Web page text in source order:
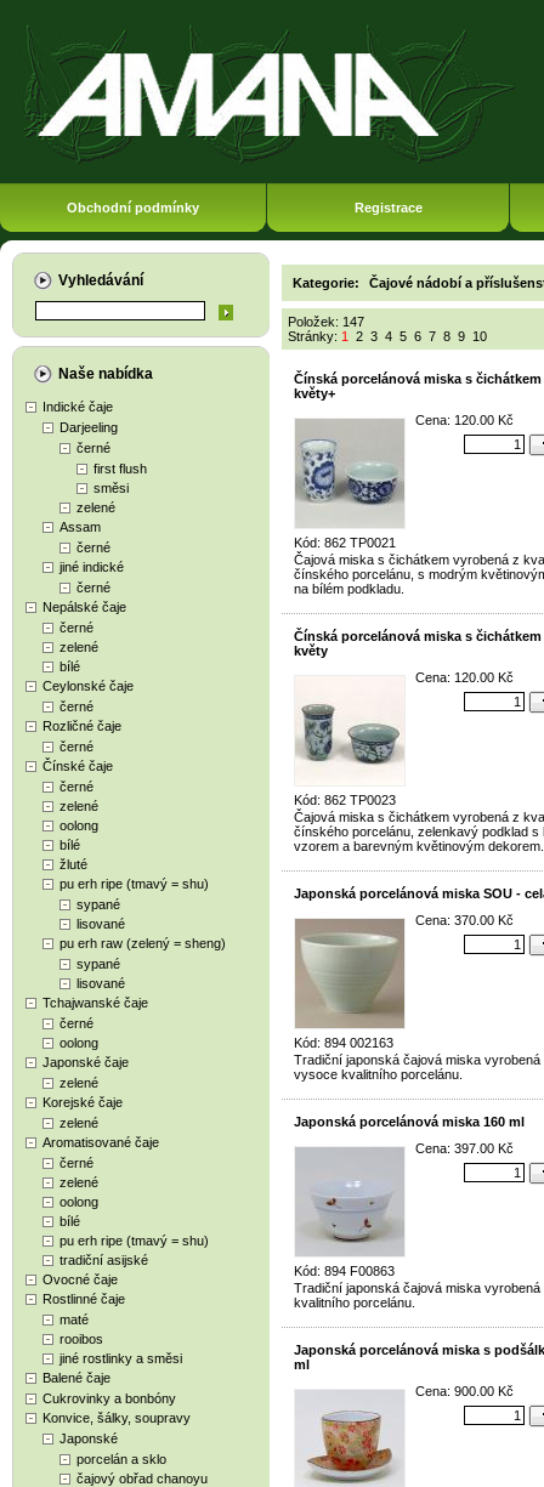
Obchodní podmínky Registrace
Vyhledávání
Naše nabídka
Indické čaje
Darjeeling
černé
first flush
směsi
zelené
Assam
černé
jiné indické
černé
Nepálské čaje
černé
zelené
bílé
Ceylonské čaje
černé
Rozličné čaje
černé
Čínské čaje
černé
zelené
oolong
bílé
žluté
pu erh ripe (tmavý = shu)
sypané
lisované
pu erh raw (zelený = sheng)
sypané
lisované
Tchajwanské čaje
černé
oolong
Japonské čaje
zelené
Korejské čaje
zelené
Aromatisované čaje
černé
zelené
oolong
bílé
pu erh ripe (tmavý = shu)
tradiční asijské
Ovocné čaje
Rostlinné čaje
maté
rooibos
jiné rostlinky a směsi
Balené čaje
Cukrovinky a bonbóny
Konvice, šálky, soupravy
Japonské
porcelán a sklo
čajový obřad chanoyu
Kategorie: Čajové nádobí a
Položek: 147
Stránky: 1 2 3 4 5 6 7 8 9 10
Čínská porcelánová miska s
květy+
Kód: 862 TP0021
Cena: 120.00 Kč
Čajová miska s čichátkem vyrobená z
čínského porcelánu, s modrým
na bílém podkladu.
Čínská porcelánová miska s
květy
Kód: 862 TP0023
Cena: 120.00 Kč
Čajová miska s čichátkem vyrobená z
čínského porcelánu, zelenkavý podklad s
vzorem a barevným květinovým dekorem.
Japonská porcelánová miska SOU -
Kód: 894 002163
Cena: 370.00 Kč
Tradiční japonská čajová miska vyrobená
vysoce kvalitního porcelánu.
Japonská porcelánová miska 160 ml
Kód: 894 F00863
Cena: 397.00 Kč
Tradiční japonská čajová miska
kvalitního porcelánu.
Japonská porcelánová miska s
ml
Cena: 900.00 Kč